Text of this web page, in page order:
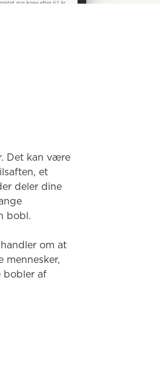
Det kan være
et
deler dine
bobl.
om at
mennesker,
bobler af